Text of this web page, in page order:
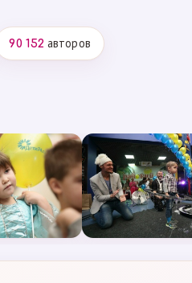
90 152 авторов